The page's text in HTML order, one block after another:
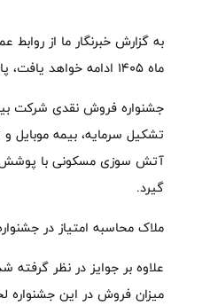
ماه ۱۴۰۵ ادامه خواهد یافت، پاداش های چشمگیری برای نمایندگان در نظر گرفته است.
جشنواره فروش نقدی شرکت
تشکیل سرمایه، بیمه موبایل
آتش سوزی مسکونی با پوشش
گیرد.
ملاک محاسبه امتیاز در
میزان فروش در این